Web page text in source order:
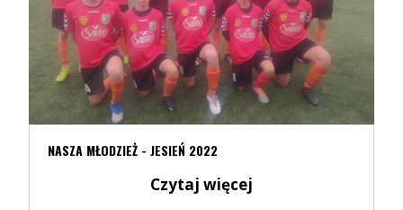
NASZA MŁODZIEŻ - JESIEŃ 2022
Czytaj więcej